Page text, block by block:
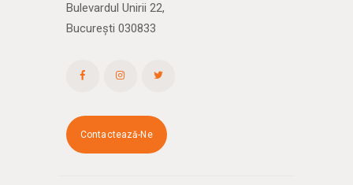
Bulevardul Unirii 22,
București 030833
Contactează-Ne